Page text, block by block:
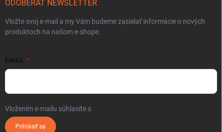
ODOBERAŤ NEWSLETTER
Vložte svoj e-mail a my Vám budeme zasielať informácie o nových
produktoch na našom e-shope.
EMAIL
Vložením e-mailu súhlasíte s
Prihlásiť sa